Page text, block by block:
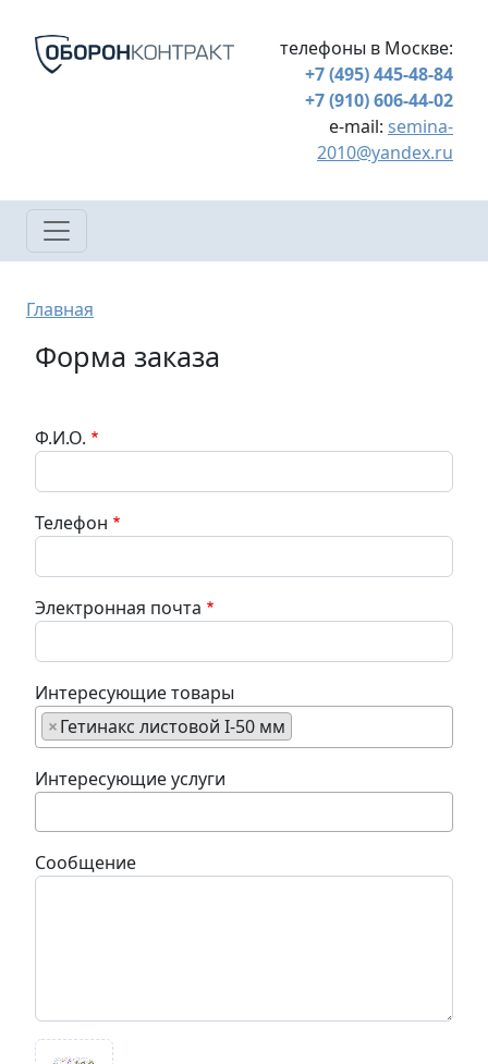
телефоны в Москве:
+7 (495) 445-48-84
+7 (910) 606-44-02
e-mail: semina-
2010@yandex.ru
Строка навигации
Главная
Форма заказа
Ф.И.О.
Телефон
Электронная почта
Интересующие товары
×Гетинакс листовой I-50 мм
Интересующие услуги
Сообщение